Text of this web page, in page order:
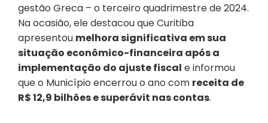
gestão Greca – o terceiro quadrimestre de 2024.
Na ocasião, ele destacou que Curitiba
apresentou melhora significativa em sua
situação econômico-financeira após a
implementação do ajuste fiscal e informou
que o Município encerrou o ano com receita de
R$ 12,9 bilhões e superávit nas contas.